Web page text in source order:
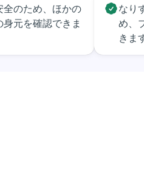
全のため、ほかの
元を確認できま
なり
め、
きま